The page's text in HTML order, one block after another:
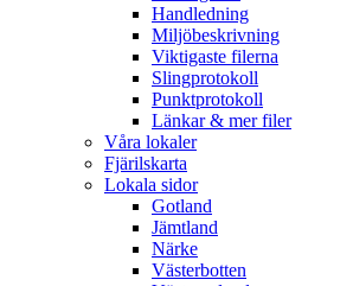
Handledning
Miljöbeskrivning
Viktigaste filerna
Slingprotokoll
Punktprotokoll
Länkar & mer filer
Våra lokaler
Fjärilskarta
Lokala sidor
Gotland
Jämtland
Närke
Västerbotten